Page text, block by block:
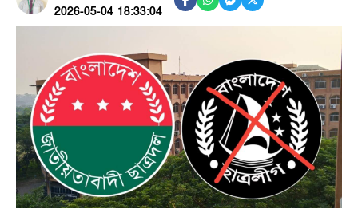
2026-05-04 18:33:04